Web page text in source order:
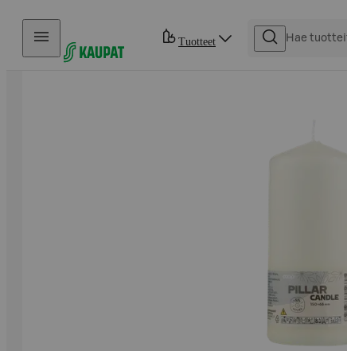
Hyppää sisältöön
Tuotteet